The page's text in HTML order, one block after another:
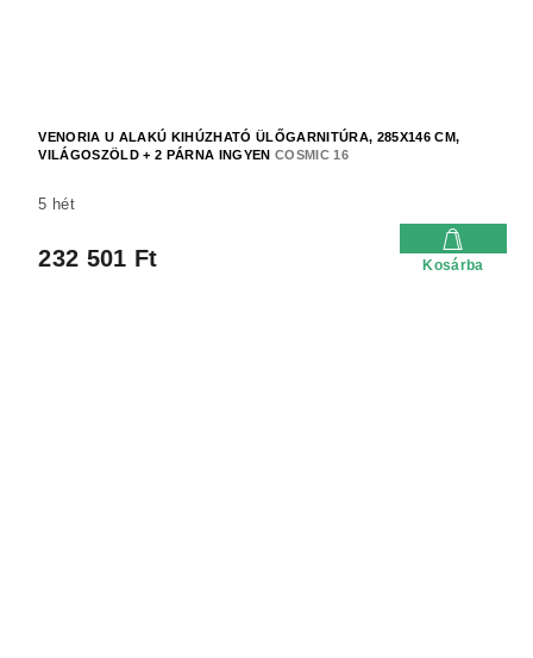
VENORIA U ALAKÚ KIHÚZHATÓ ÜLŐGARNITÚRA, 285X146 CM,
VILÁGOSZÖLD + 2 PÁRNA INGYEN COSMIC 16
5 hét
232 501 Ft Kosárba